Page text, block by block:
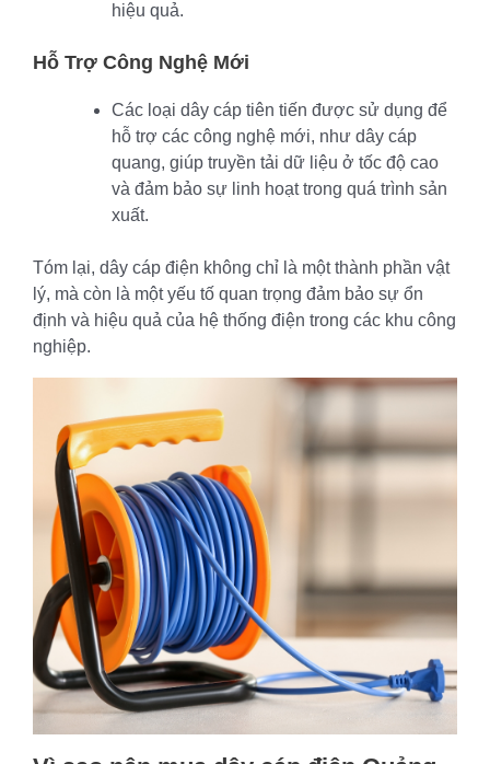
hiệu quả.
Hỗ Trợ Công Nghệ Mới
Các loại dây cáp tiên tiến được sử dụng để
hỗ trợ các công nghệ mới, như dây cáp
quang, giúp truyền tải dữ liệu ở tốc độ cao
và đảm bảo sự linh hoạt trong quá trình sản
xuất.
Tóm lại, dây cáp điện không chỉ là một thành phần vật
lý, mà còn là một yếu tố quan trọng đảm bảo sự ổn
định và hiệu quả của hệ thống điện trong các khu công
nghiệp.